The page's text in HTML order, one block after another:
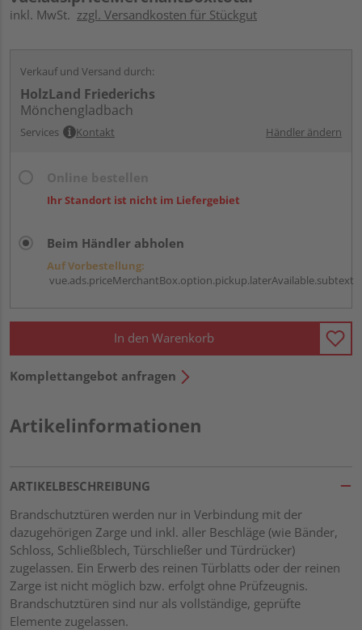
inkl. MwSt. zzgl. Versandkosten für Stückgut
Verkauf und Versand durch:
HolzLand Friederichs
Mönchengladbach
Services Kontakt Händler ändern
Ihr Standort ist nicht im Liefergebiet
Beim Händler abholen
Auf Vorbestellung:
vue.ads.priceMerchantBox.option.pickup.laterAvailable.subtext
In den Warenkorb
Komplettangebot anfragen
Artikelinformationen
ARTIKELBESCHREIBUNG
Brandschutztüren werden nur in Verbindung mit der
dazugehörigen Zarge und inkl. aller Beschläge (wie Bänder,
Schloss, Schließblech, Türschließer und Türdrücker)
zugelassen. Ein Erwerb des reinen Türblatts oder der reinen
Zarge ist nicht möglich bzw. erfolgt ohne Prüfzeugnis.
Brandschutztüren sind nur als vollständige, geprüfte
Elemente zugelassen.